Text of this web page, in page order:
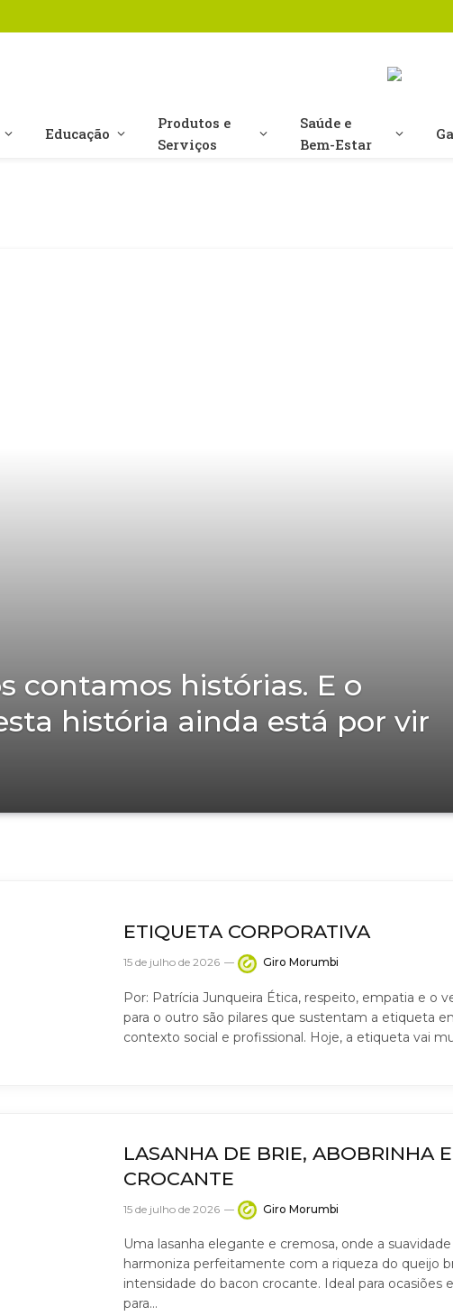
Educação
Produtos e
Serviços
Saúde e
Bem-Estar
contamos histórias. E o
história ainda está por vir
ETIQUETA CORPORATIVA
15 de julho de 2026 Giro Morumbi
Por: Patrícia Junqueira Ética, respeito, empatia e o
para o outro são pilares que sustentam a etiqueta
contexto social e profissional. Hoje, a etiqueta vai
LASANHA DE BRIE, ABOBRINHA
CROCANTE
15 de julho de 2026 Giro Morumbi
Uma lasanha elegante e cremosa, onde a
harmoniza perfeitamente com a riqueza do queijo
intensidade do bacon crocante. Ideal para ocasiões
para…